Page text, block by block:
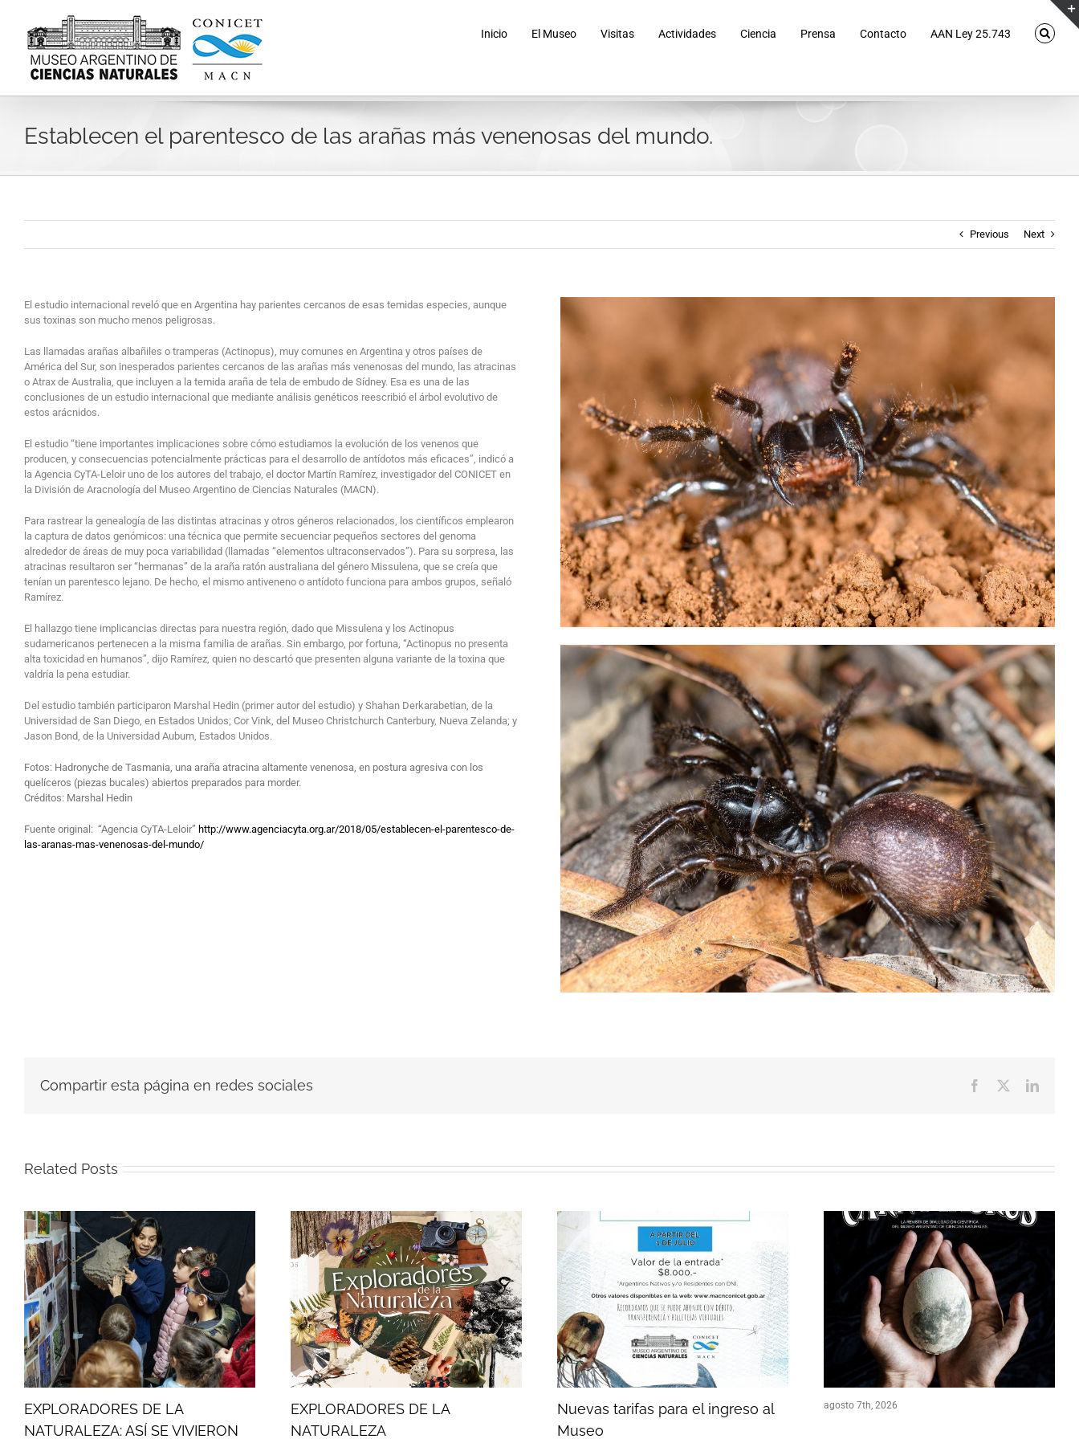
content
Inicio El Museo Visitas Actividades Ciencia Prensa Contacto AAN Ley 25.743
Establecen el parentesco de las arañas más venenosas del mundo.
Previous Next
El estudio internacional reveló que en Argentina hay parientes cercanos de esas temidas especies, aunque
sus toxinas son mucho menos peligrosas.
Las llamadas arañas albañiles o tramperas (Actinopus), muy comunes en Argentina y otros países de
América del Sur, son inesperados parientes cercanos de las arañas más venenosas del mundo, las atracinas
o Atrax de Australia, que incluyen a la temida araña de tela de embudo de Sídney. Esa es una de las
conclusiones de un estudio internacional que mediante análisis genéticos reescribió el árbol evolutivo de
estos arácnidos.
El estudio “tiene importantes implicaciones sobre cómo estudiamos la evolución de los venenos que
producen, y consecuencias potencialmente prácticas para el desarrollo de antídotos más eficaces”, indicó a
la Agencia CyTA-Leloir uno de los autores del trabajo, el doctor Martín Ramírez, investigador del CONICET en
la División de Aracnología del Museo Argentino de Ciencias Naturales (MACN).
Para rastrear la genealogía de las distintas atracinas y otros géneros relacionados, los científicos emplearon
la captura de datos genómicos: una técnica que permite secuenciar pequeños sectores del genoma
alrededor de áreas de muy poca variabilidad (llamadas “elementos ultraconservados”). Para su sorpresa, las
atracinas resultaron ser “hermanas” de la araña ratón australiana del género Missulena, que se creía que
tenían un parentesco lejano. De hecho, el mismo antiveneno o antídoto funciona para ambos grupos, señaló
Ramírez.
El hallazgo tiene implicancias directas para nuestra región, dado que Missulena y los Actinopus
sudamericanos pertenecen a la misma familia de arañas. Sin embargo, por fortuna, “Actinopus no presenta
alta toxicidad en humanos”, dijo Ramírez, quien no descartó que presenten alguna variante de la toxina que
valdría la pena estudiar.
Del estudio también participaron Marshal Hedin (primer autor del estudio) y Shahan Derkarabetian, de la
Universidad de San Diego, en Estados Unidos; Cor Vink, del Museo Christchurch Canterbury, Nueva Zelanda; y
Jason Bond, de la Universidad Auburn, Estados Unidos.
Fotos: Hadronyche de Tasmania, una araña atracina altamente venenosa, en postura agresiva con los
quelíceros (piezas bucales) abiertos preparados para morder.
Créditos: Marshal Hedin
Fuente original: “Agencia CyTA-Leloir” http://www.agenciacyta.org.ar/2018/05/establecen-el-parentesco-de-
las-aranas-mas-venenosas-del-mundo/
Compartir esta página en redes sociales Facebook
Related Posts
EXPLORADORES DE LA
NATURALEZA: ASÍ SE VIVIERON
EXPLORADORES DE LA
NATURALEZA
Nuevas tarifas para el ingreso al
Museo
agosto 7th, 2026